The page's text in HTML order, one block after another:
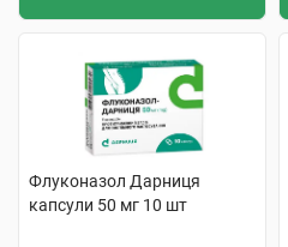
Флуконазол Дарниця
капсули 50 мг 10 шт